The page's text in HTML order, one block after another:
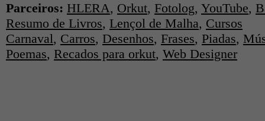
Parceiros: HLERA, Orkut, Fotolog, YouTube,
Resumo de Livros, Lençol de Malha, Cursos
Carnaval, Carros, Desenhos, Frases, Piadas,
Poemas, Recados para orkut, Web Designer